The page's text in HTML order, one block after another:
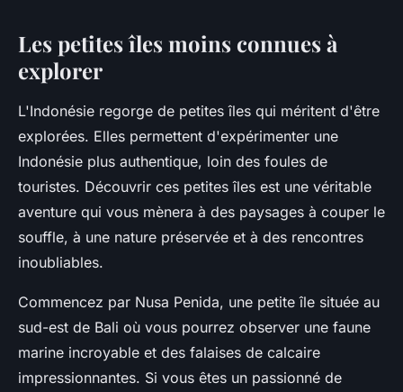
Les petites îles moins connues à
explorer
L'Indonésie regorge de petites îles qui méritent d'être
explorées. Elles permettent d'expérimenter une
Indonésie plus authentique, loin des foules de
touristes. Découvrir ces petites îles est une véritable
aventure qui vous mènera à des paysages à couper le
souffle, à une nature préservée et à des rencontres
inoubliables.
Commencez par Nusa Penida, une petite île située au
sud-est de Bali où vous pourrez observer une faune
marine incroyable et des falaises de calcaire
impressionnantes. Si vous êtes un passionné de